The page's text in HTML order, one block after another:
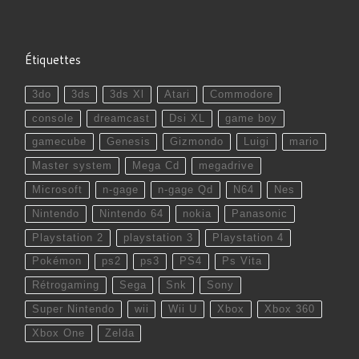
Étiquettes
3do 3ds 3ds Xl Atari Commodore
console dreamcast Dsi XL game boy
gamecube Genesis Gizmondo Luigi mario
Master system Mega Cd megadrive
Microsoft n-gage n-gage Qd N64 Nes
Nintendo Nintendo 64 nokia Panasonic
Playstation 2 playstation 3 Playstation 4
Pokémon ps2 ps3 PS4 Ps Vita
Rétrogaming Sega Snk Sony
Super Nintendo wii Wii U Xbox Xbox 360
Xbox One Zelda